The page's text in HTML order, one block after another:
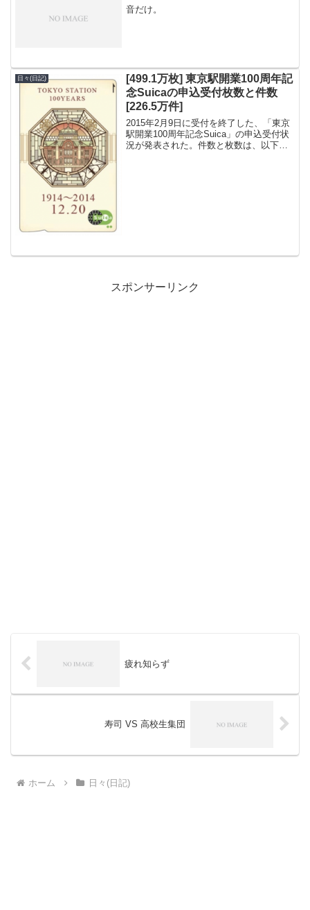
音だけ。
日々(日記)
[499.1万枚] 東京駅開業100周年記
念Suicaの申込受付枚数と件数
[226.5万件]
2015年2月9日に受付を終了した、「東京
駅開業100周年記念Suica」の申込受付状
況が発表された。件数と枚数は、以下の
スポンサーリンク
疲れ知らず
寿司 VS 高校生集団
ホーム 日々(日記)